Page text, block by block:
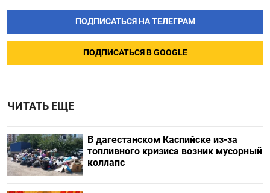
ПОДПИСАТЬСЯ НА ТЕЛЕГРАМ
ПОДПИСАТЬСЯ В GOOGLE
ЧИТАТЬ ЕЩЕ
В дагестанском Каспийске из-за
топливного кризиса возник мусорный
коллапс